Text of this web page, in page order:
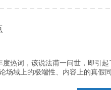
度热词，该说法甫一问世，即引起
域上的极端性、内容上的真假同